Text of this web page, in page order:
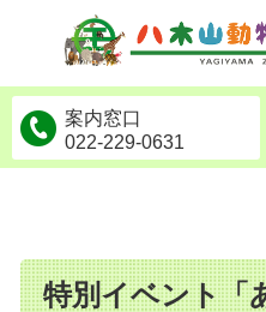
公園フジサキの杜
案内窓口
022-229-0631
特別イベント「